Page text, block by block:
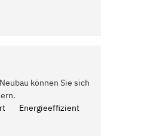
können Sie sich
Energieeffizient